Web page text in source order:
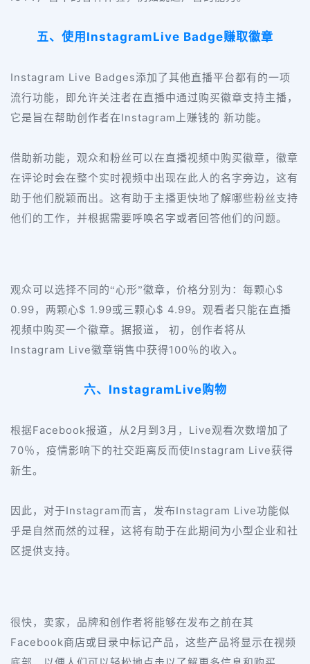
五、使用 InstagramLive Badge赚取徽章
Instagram Live Badges添加了其他直播平台都有的一项
流行功能，即允许关注者在直播中通过购买徽章支持主播，
它是旨在帮助创作者在Instagram 上赚钱的 新功能。
借助新功能，观众和粉丝可以在直播视频中购买徽章，徽章
在评论时会在整个实时视频中出现在此人的名字旁边，这有
助于他们脱颖而出。这有助于主播更快地了解哪些粉丝支持
他们的工作，并根据需要呼唤名字或者回答他们的问题。
观众可以选择不同的“心形”徽章，价格分别为：每颗心$
0.99，两颗心$ 1.99或三颗心$ 4.99。观看者只能在直播
视频中购买一个徽章。据报道， 初，创作者将从
Instagram Live徽章销售中获得100％的收入。
六、 InstagramLive购物
根据Facebook报道，从 2 月到 3 月， Live观看次数增加了
70％，疫情影响下的社交距离反而使Instagram Live获得
新生。
因此，对于Instagram而言，发布Instagram Live功能似
乎是自然而然的过程，这将有助于在此期间为小型企业和社
区提供支持。
很快，卖家，品牌和创作者将能够在发布之前在其
Facebook商店或目录中标记产品，这些产品将显示在视频